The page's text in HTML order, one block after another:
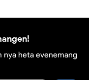
heta evenemang